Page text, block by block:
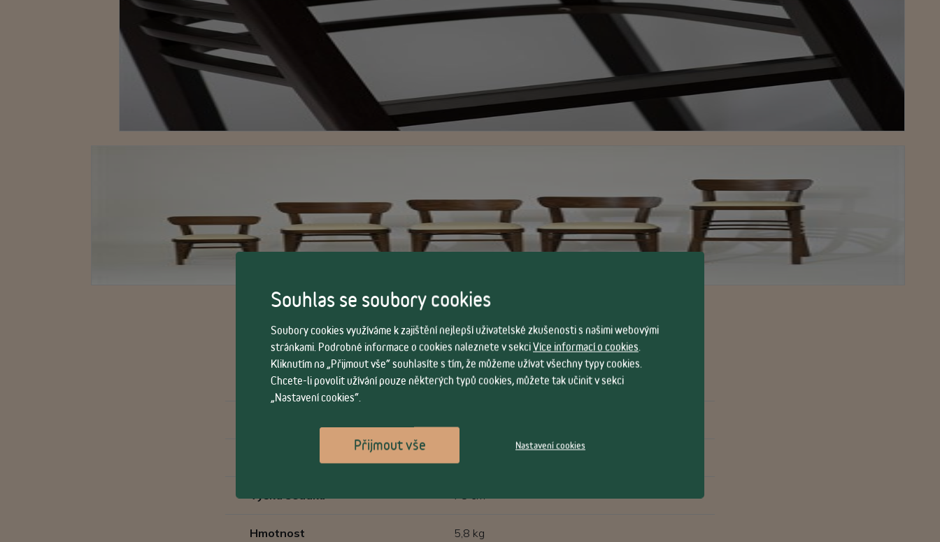
Vlastnosti
Výška sedáku 78 cm
Hmotnost 5,8 kg
Souhlas se soubory cookies
Soubory cookies využíváme k zajištění nejlepší uživatelské zkušenosti s našimi webovými
stránkami. Podrobné informace o cookies naleznete v sekciVíce informací o cookies.
Kliknutím na „Přijmout vše“ souhlasíte s tím, že můžeme užívat všechny typy cookies.
Chcete-li povolit užívání pouze některých typů cookies, můžete tak učinit v sekci
„Nastavení cookies“.
Přijmout vše Nastavení cookies